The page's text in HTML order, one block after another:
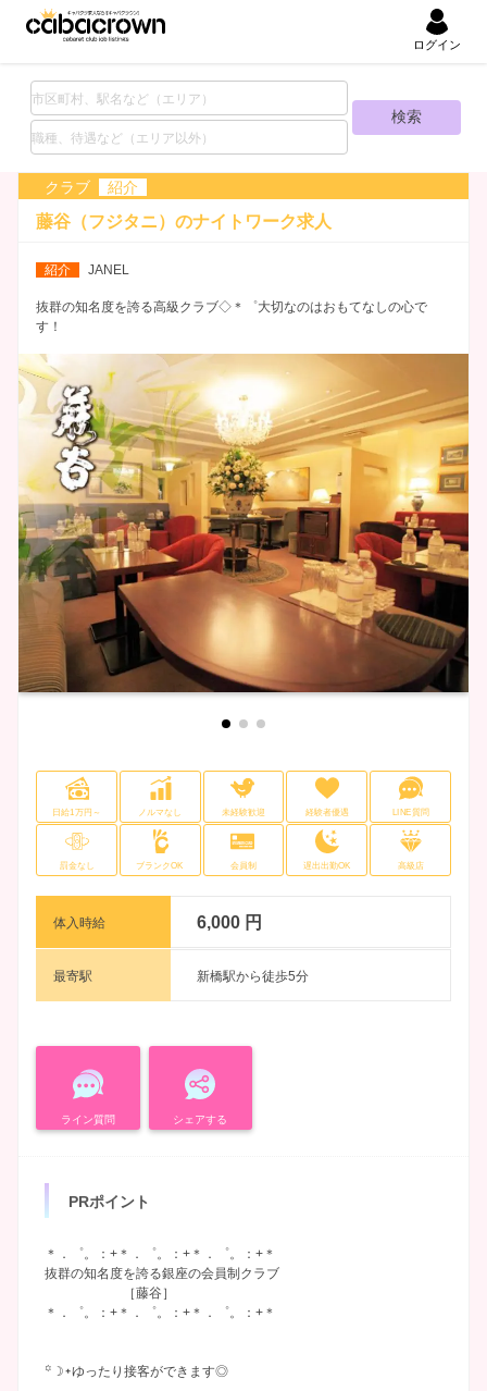
ログイン
クラブ 紹介
藤谷（フジタニ）のナイトワーク求人
紹介 JANEL
抜群の知名度を誇る高級クラブ◇＊゜大切なのはおもてなしの心で
す！
日給1万円～ ノルマなし 未経験歓迎 経験者優遇 LINE質問
罰金なし ブランクOK 会員制 遅出出勤OK 高級店
体入時給 6,000 円
最寄駅 新橋駅から徒歩5分
ライン質問 シェアする
PRポイント
＊．゜。：+＊．゜。：+＊．゜。：+＊
抜群の知名度を誇る銀座の会員制クラブ
［藤谷］
＊．゜。：+＊．゜。：+＊．゜。：+＊
꙳☽᛭ゆったり接客ができます◎